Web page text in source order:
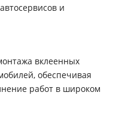
и
вклеенных
обеспечивая
работ в широком